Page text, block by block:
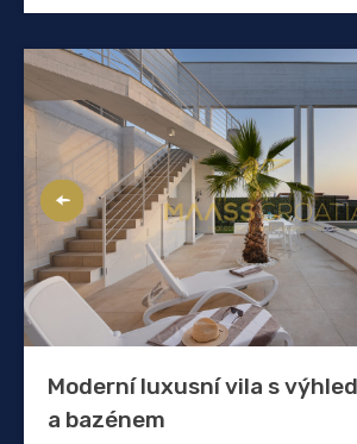
Moderní luxusní vila s
a bazénem